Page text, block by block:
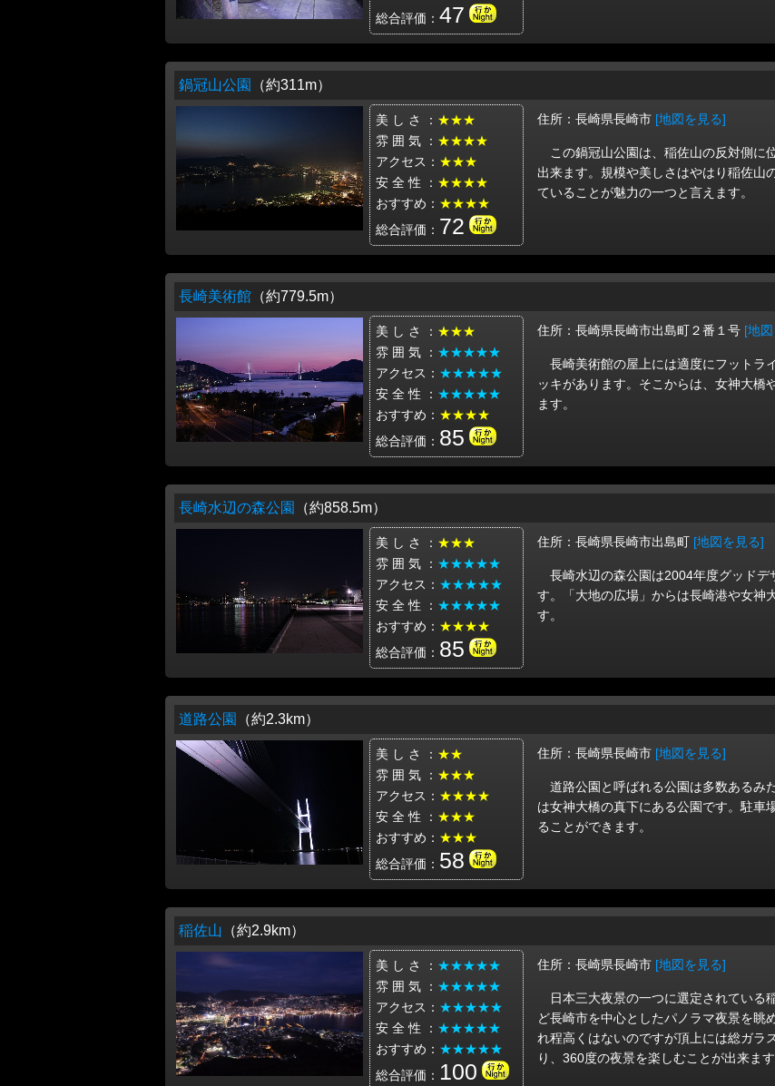
総合評価： 47
鍋冠山公園 （約311m）
美 し さ ： ★★★
雰 囲 気 ： ★★★★
アクセス： ★★★
安 全 性 ： ★★★★
おすすめ： ★★★★
総合評価： 72
住所：長崎県長崎市 [地図を見る]
この鍋冠山公園は、稲佐山の反対側に
出来ます。規模や美しさはやはり稲佐山
ていることが魅力の一つと言えます。
長崎美術館 （約779.5m）
美 し さ ： ★★★
雰 囲 気 ： ★★★★★
アクセス： ★★★★★
安 全 性 ： ★★★★★
おすすめ： ★★★★
総合評価： 85
住所：長崎県長崎市出島町２番１号 [地
長崎美術館の屋上には適度にフットラ
ッキがあります。そこからは、女神大橋
ます。
長崎水辺の森公園 （約858.5m）
美 し さ ： ★★★
雰 囲 気 ： ★★★★★
アクセス： ★★★★★
安 全 性 ： ★★★★★
おすすめ： ★★★★
総合評価： 85
住所：長崎県長崎市出島町 [地図を見る]
長崎水辺の森公園は2004年度グッド
す。「大地の広場」からは長崎港や女神
す。
道路公園 （約2.3km）
美 し さ ： ★★
雰 囲 気 ： ★★★
アクセス： ★★★★
安 全 性 ： ★★★
おすすめ： ★★★
総合評価： 58
住所：長崎県長崎市 [地図を見る]
道路公園と呼ばれる公園は多数あるみ
は女神大橋の真下にある公園です。駐車
ることができます。
稲佐山 （約2.9km）
美 し さ ： ★★★★★
雰 囲 気 ： ★★★★★
アクセス： ★★★★★
安 全 性 ： ★★★★★
おすすめ： ★★★★★
総合評価： 100
住所：長崎県長崎市 [地図を見る]
日本三大夜景の一つに選定されている
ど長崎市を中心としたパノラマ夜景を眺
れ程高くはないのですが頂上には総ガラ
り、360度の夜景を楽しむことが出来ます